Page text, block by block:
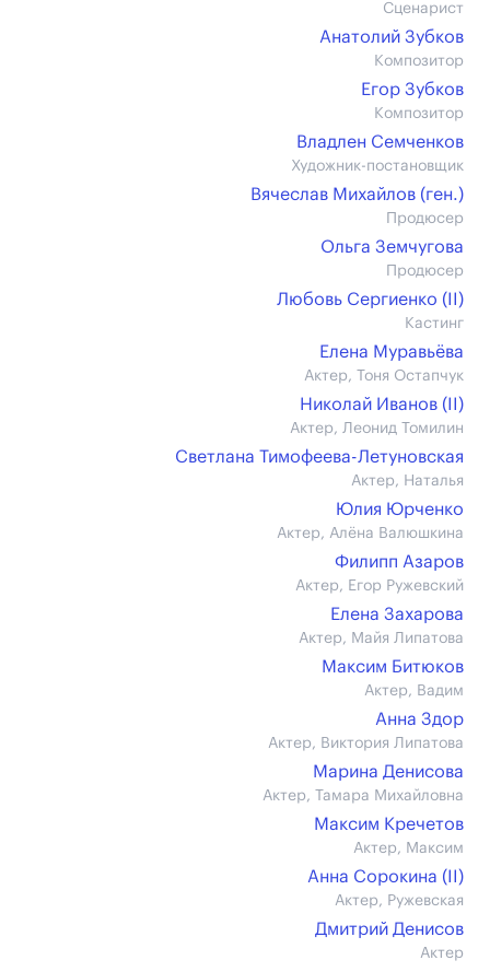
Сценарист
Анатолий Зубков
Композитор
Егор Зубков
Композитор
Владлен Семченков
Художник-постановщик
Вячеслав Михайлов (ген.)
Продюсер
Ольга Земчугова
Продюсер
Любовь Сергиенко (II)
Кастинг
Елена Муравьёва
Актер, Тоня Остапчук
Николай Иванов (II)
Актер, Леонид Томилин
Светлана Тимофеева-Летуновская
Актер, Наталья
Юлия Юрченко
Актер, Алёна Валюшкина
Филипп Азаров
Актер, Егор Ружевский
Елена Захарова
Актер, Майя Липатова
Максим Битюков
Актер, Вадим
Анна Здор
Актер, Виктория Липатова
Марина Денисова
Актер, Тамара Михайловна
Максим Кречетов
Актер, Максим
Анна Сорокина (II)
Актер, Ружевская
Дмитрий Денисов
Актер